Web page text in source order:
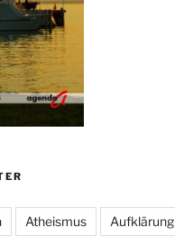
Atheismus Aufklärung